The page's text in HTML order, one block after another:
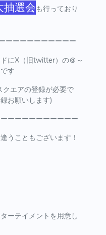
抽選会も行っており
ーーーーーーーーーー
にX（旧twitter）の＠～
す
エアの登録が必要で
お願いします)
ーーーーーーーーーー
うこともございます！
ーテイメントを用意し